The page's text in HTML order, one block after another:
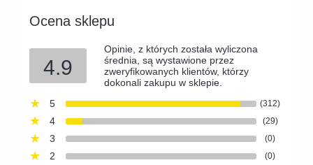
Ocena sklepu
4.9
Opinie, z których została wyliczona
średnia, są wystawione przez
zweryfikowanych klientów, którzy
dokonali zakupu w sklepie.
5
(312)
4 (29)
3 (0)
2 (0)